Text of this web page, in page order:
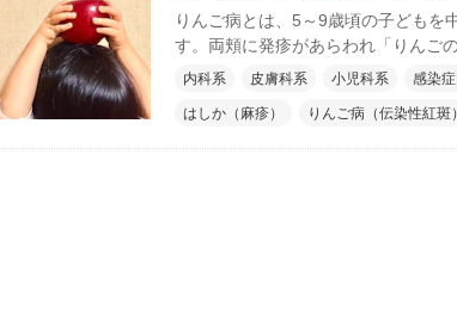
りんご病とは、5～9歳頃の子どもを
す。両頬に発疹があらわれ「りんご
病」と呼ばれています。正式な名称
と関節炎や頭痛など、さまざまな症
に、妊娠中にかかると流産などの重
内科系 皮膚科系 小児科系 感染
はしか（麻疹） りんご病（伝染性紅斑）